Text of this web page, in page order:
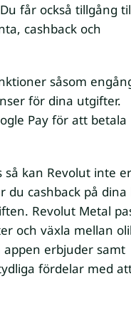
får också tillgång
cashback och
såsom
för dina utgifter.
Pay för att betala
kan Revolut inte
cashback på dina
Revolut Metal
och växla mellan
erbjuder samt
fördelar med